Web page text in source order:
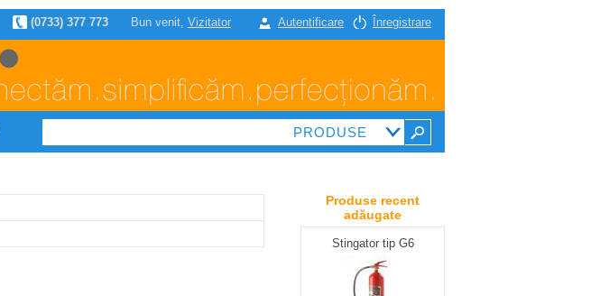
Înregistrare
Autentificare
Bun venit, Vizitator
(0733) 377 773
Produse recent
adăugate
Stingator tip G6